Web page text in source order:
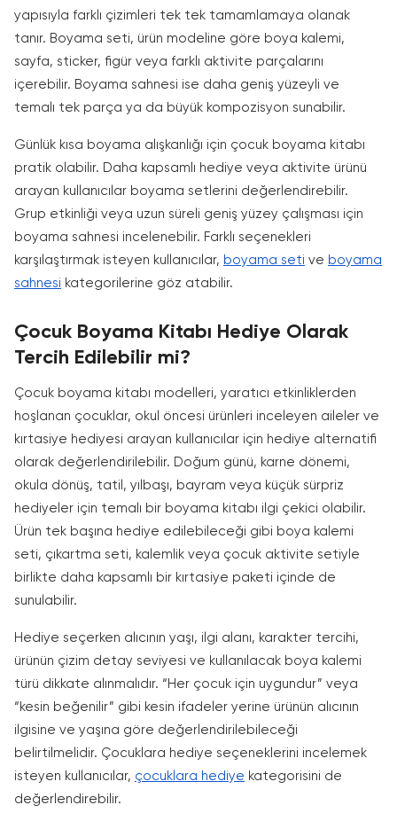
yapısıyla farklı çizimleri tek tek tamamlamaya olanak
tanır. Boyama seti, ürün modeline göre boya kalemi,
sayfa, sticker, figür veya farklı aktivite parçalarını
içerebilir. Boyama sahnesi ise daha geniş yüzeyli ve
temalı tek parça ya da büyük kompozisyon sunabilir.
Günlük kısa boyama alışkanlığı için çocuk boyama kitabı
pratik olabilir. Daha kapsamlı hediye veya aktivite ürünü
arayan kullanıcılar boyama setlerini değerlendirebilir.
Grup etkinliği veya uzun süreli geniş yüzey çalışması için
boyama sahnesi incelenebilir. Farklı seçenekleri
karşılaştırmak isteyen kullanıcılar, boyama seti ve boyama
sahnesi kategorilerine göz atabilir.
Çocuk Boyama Kitabı Hediye Olarak
Tercih Edilebilir mi?
Çocuk boyama kitabı modelleri, yaratıcı etkinliklerden
hoşlanan çocuklar, okul öncesi ürünleri inceleyen aileler ve
kırtasiye hediyesi arayan kullanıcılar için hediye alternatifi
olarak değerlendirilebilir. Doğum günü, karne dönemi,
okula dönüş, tatil, yılbaşı, bayram veya küçük sürpriz
hediyeler için temalı bir boyama kitabı ilgi çekici olabilir.
Ürün tek başına hediye edilebileceği gibi boya kalemi
seti, çıkartma seti, kalemlik veya çocuk aktivite setiyle
birlikte daha kapsamlı bir kırtasiye paketi içinde de
sunulabilir.
Hediye seçerken alıcının yaşı, ilgi alanı, karakter tercihi,
ürünün çizim detay seviyesi ve kullanılacak boya kalemi
türü dikkate alınmalıdır. “Her çocuk için uygundur” veya
“kesin beğenilir” gibi kesin ifadeler yerine ürünün alıcının
ilgisine ve yaşına göre değerlendirilebileceği
belirtilmelidir. Çocuklara hediye seçeneklerini incelemek
isteyen kullanıcılar, çocuklara hediye kategorisini de
değerlendirebilir.